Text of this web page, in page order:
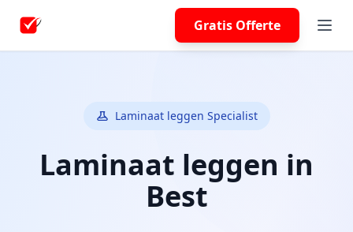
Gratis Offerte
Laminaat leggen Specialist
Laminaat leggen in
Best